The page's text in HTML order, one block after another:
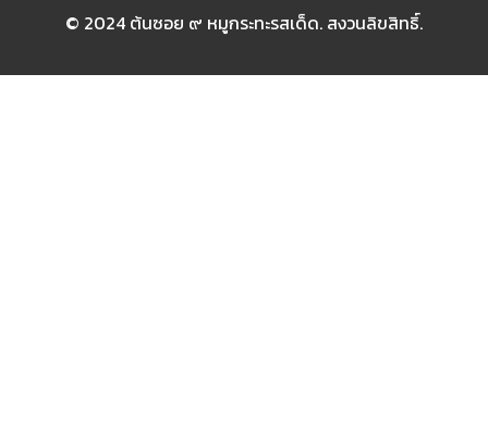
© 2024 ต้นซอย ๙ หมูกระทะรสเด็ด. สงวนลิขสิทธิ์.